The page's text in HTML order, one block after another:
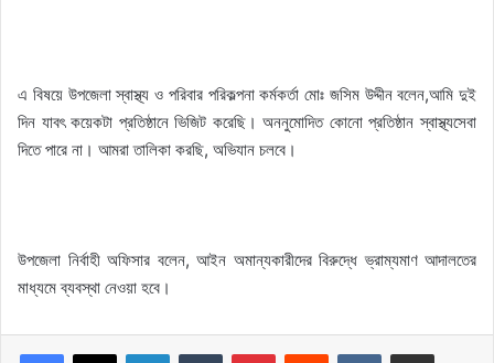
এ বিষয়ে উপজেলা স্বাস্থ্য ও পরিবার পরিকল্পনা কর্মকর্তা মোঃ জসিম উদ্দীন বলেন,আমি দুই
দিন যাবৎ কয়েকটা প্রতিষ্ঠানে ভিজিট করেছি। অননুমোদিত কোনো প্রতিষ্ঠান স্বাস্থ্যসেবা
দিতে পারে না। আমরা তালিকা করছি, অভিযান চলবে।
উপজেলা নির্বাহী অফিসার বলেন, আইন অমান্যকারীদের বিরুদ্ধে ভ্রাম্যমাণ আদালতের
মাধ্যমে ব্যবস্থা নেওয়া হবে।
LinkedInTumblr PinterestReddit VKontakteShare via Email